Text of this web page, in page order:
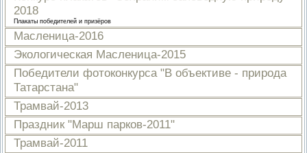
ОСУЩЕСТВЛЕНИИ
ОБЛАСТИ ОХРАНЫ И
ИСПОЛЬЗОВАНИЯ ООПТ
ФЕДЕРАЛЬНОГО ЗНАЧЕНИЯ
РИСКОВ ПРИЧИНЕНИЯ
КОНТРОЛЬНЫХ
2018
Плакаты победителей и призёров
Масленица-2016
Экологическая Масленица-2015
Победители фотоконкурса "В объективе - природа
Татарстана"
Трамвай-2013
Праздник "Марш парков-2011"
Трамвай-2011